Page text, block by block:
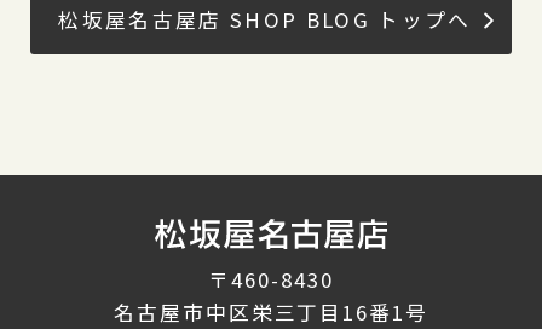
松坂屋名古屋店 SHOP BLOG トップへ
〒460-8430
名古屋市中区栄三丁目16番1号